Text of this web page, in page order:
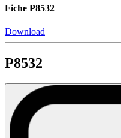
Fiche P8532
Download
P8532